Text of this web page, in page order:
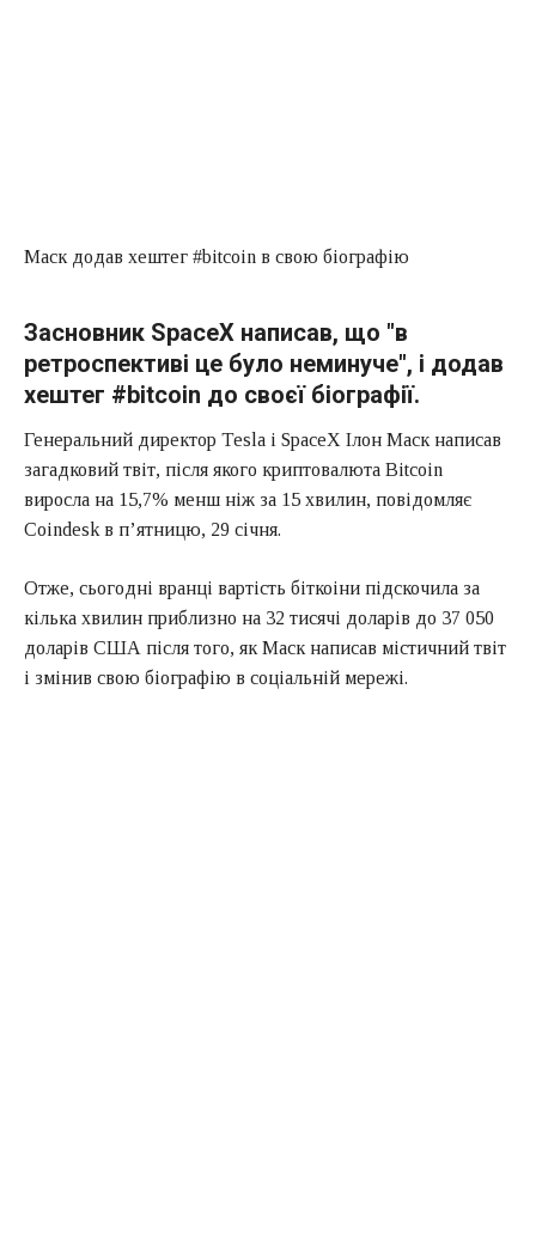
Маск додав хештег #bitcoin в свою біографію
Засновник SpaceX написав, що "в
ретроспективі це було неминуче", і додав
хештег #bitcoin до своєї біографії.
Генеральний директор Tesla і SpaceX Ілон Маск написав
загадковий твіт, після якого криптовалюта Bitcoin
виросла на 15,7% менш ніж за 15 хвилин, повідомляє
Coindesk в п’ятницю, 29 січня.
Отже, сьогодні вранці вартість біткоіни підскочила за
кілька хвилин приблизно на 32 тисячі доларів до 37 050
доларів США після того, як Маск написав містичний твіт
і змінив свою біографію в соціальній мережі.